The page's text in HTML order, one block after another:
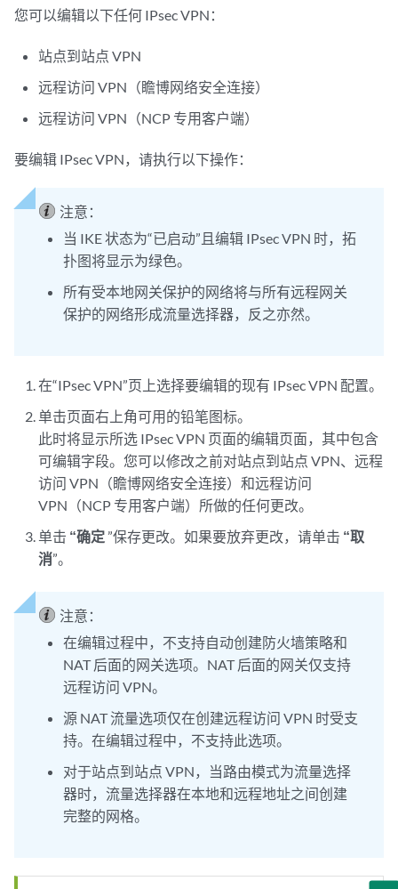
您可以编辑以下任何 IPsec VPN：
站点到站点 VPN
远程访问 VPN（瞻博网络安全连接）
远程访问 VPN（NCP 专用客户端）
要编辑 IPsec VPN，请执行以下操作：
注意：
当 IKE 状态为“已启动”且编辑 IPsec VPN 时，拓
扑图将显示为绿色。
所有受本地网关保护的网络将与所有远程网关
保护的网络形成流量选择器，反之亦然。
在“IPsec VPN”页上选择要编辑的现有 IPsec VPN 配置。
单击页面右上角可用的铅笔图标。
此时将显示所选 IPsec VPN 页面的编辑页面，其中包含
可编辑字段。您可以修改之前对站点到站点 VPN、远程
访问 VPN（瞻博网络安全连接）和远程访问
VPN（NCP 专用客户端）所做的任何更改。
单击 “确定 ”保存更改。如果要放弃更改，请单击 “取
消”。
注意：
在编辑过程中，不支持自动创建防火墙策略和
NAT 后面的网关选项。NAT 后面的网关仅支持
远程访问 VPN。
源 NAT 流量选项仅在创建远程访问 VPN 时受支
持。在编辑过程中，不支持此选项。
对于站点到站点 VPN，当路由模式为流量选择
器时，流量选择器在本地和远程地址之间创建
完整的网格。